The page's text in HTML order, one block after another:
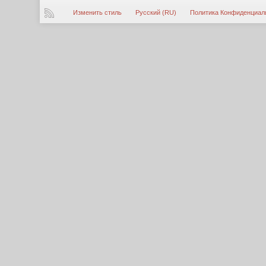
Изменить стиль Русский (RU) Политика